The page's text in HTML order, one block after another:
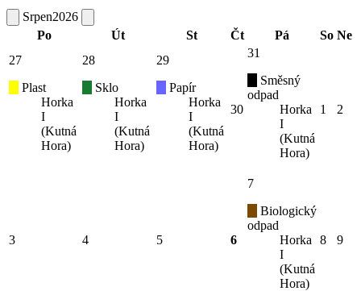
Srpen2026
Po
Út St Čt Pá So Ne
27
Plast
Horka
I
(Kutná
Hora)
28
Sklo
Horka
I
(Kutná
Hora)
29
Papír
Horka
I
(Kutná
Hora)
30
31
Směsný
odpad
Horka
I
(Kutná
Hora)
1 2
3 4 5 6
7
Biologický
odpad
Horka
I
(Kutná
Hora)
8 9